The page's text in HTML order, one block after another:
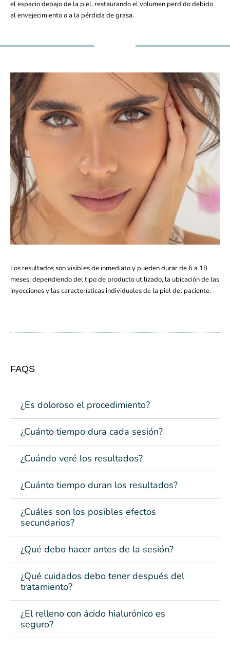
el espacio debajo de la piel, restaurando el volumen perdido debido
al envejecimiento o a la pérdida de grasa.
Los resultados son visibles de inmediato y pueden durar de 6 a 18
meses, dependiendo del tipo de producto utilizado, la ubicación de las
inyecciones y las características individuales de la piel del paciente.
FAQS
¿Es doloroso el procedimiento?
¿Cuánto tiempo dura cada sesión?
¿Cuándo veré los resultados?
¿Cuánto tiempo duran los resultados?
¿Cuáles son los posibles efectos
secundarios?
¿Qué debo hacer antes de la sesión?
¿Qué cuidados debo tener después del
tratamiento?
¿El relleno con ácido hialurónico es
seguro?